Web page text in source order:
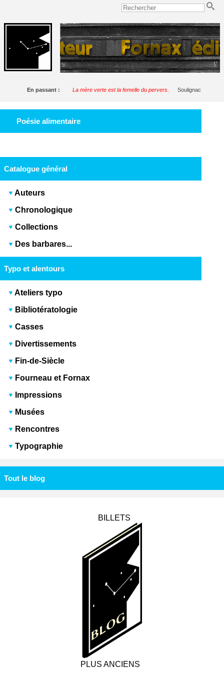
En passant : La mère verte est la femelle du pervers. Soulignac
Poésie alimentaire
Catalogue général
Auteurs
Chronologique
Collections
Des barbares...
Typo et alentours
Ateliers typo
Bibliotératologie
Casses
Divertissements
Fin-de-Siècle
Fourneau et Fornax
Impressions
Musées
Rencontres
Typographie
Tout le blog
BILLETS
PLUS ANCIENS